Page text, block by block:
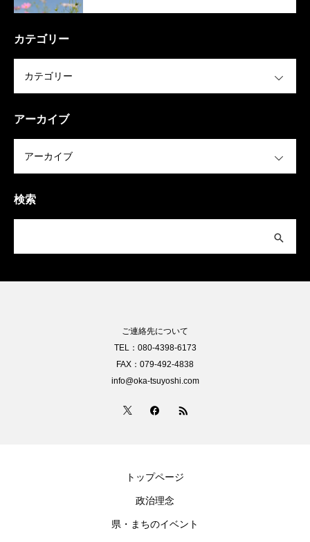
（稲美町）
カテゴリー
アーカイブ
検索
ご連絡先について
TEL：080-4398-6173
FAX：079-492-4838
info@oka-tsuyoshi.com
トップページ
政治理念
県・まちのイベント